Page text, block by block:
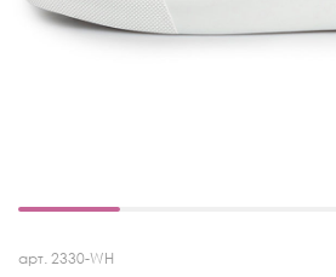
арт. 2330-WH